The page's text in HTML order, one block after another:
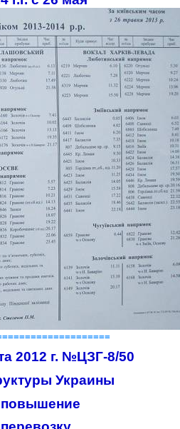
2012 г. №ЦЗГ-8/50
Украины
повышение